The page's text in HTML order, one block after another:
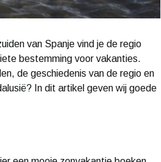
van Spanje vind je de regio
bestemming voor vakanties.
de geschiedenis van de regio en
In dit artikel geven wij goede